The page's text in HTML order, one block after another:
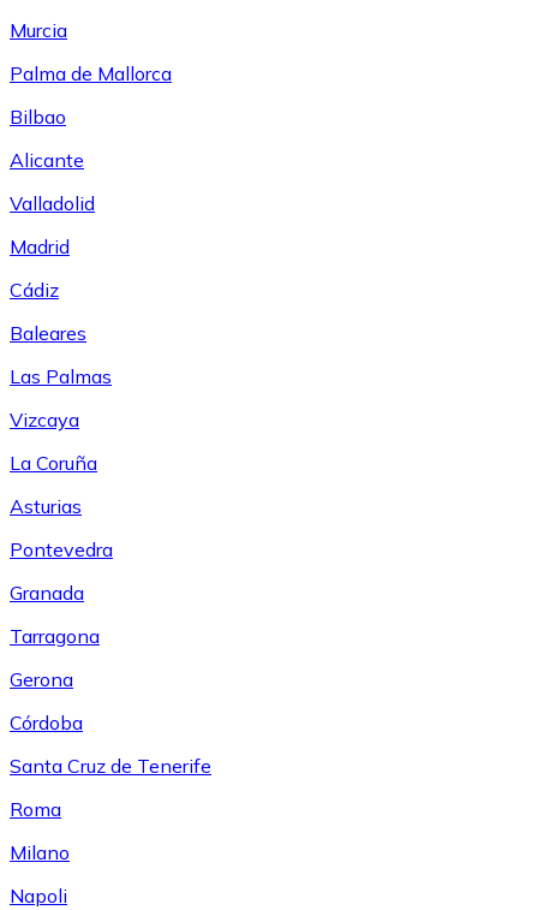
Murcia
Palma de Mallorca
Bilbao
Alicante
Valladolid
Madrid
Cádiz
Baleares
Las Palmas
Vizcaya
La Coruña
Asturias
Pontevedra
Granada
Tarragona
Gerona
Córdoba
Santa Cruz de Tenerife
Roma
Milano
Napoli